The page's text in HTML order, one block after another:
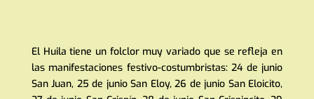
El Huila tiene un folclor muy variado que se refleja en
las manifestaciones festivo-costumbristas: 24 de junio
San Juan, 25 de junio San Eloy, 26 de junio San Eloicito,